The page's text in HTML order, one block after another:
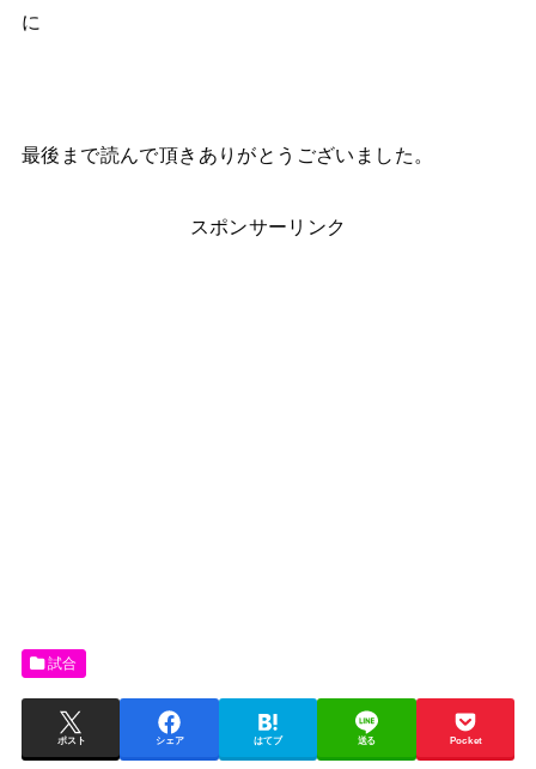
に
最後まで読んで頂きありがとうございました。
スポンサーリンク
試合
ポスト シェア はてブ 送る Pocket